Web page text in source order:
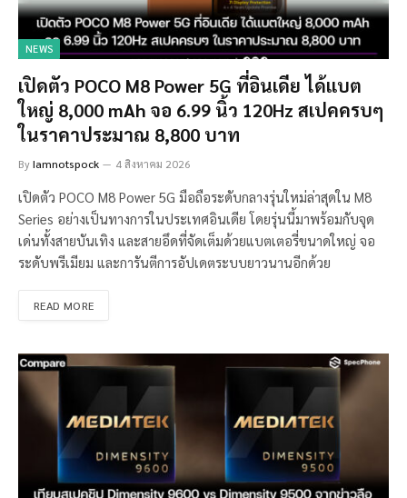
NEWS
เปิดตัว POCO M8 Power 5G ที่อินเดีย ได้แบต
ใหญ่ 8,000 mAh จอ 6.99 นิ้ว 120Hz สเปคครบๆ
ในราคาประมาณ 8,800 บาท
ByIamnotspock 4 สิงหาคม 2026
เปิดตัว POCO M8 Power 5G มือถือระดับกลางรุ่นใหม่ล่าสุดใน M8
Series อย่างเป็นทางการในประเทศอินเดีย โดยรุ่นนี้มาพร้อมกับจุด
เด่นทั้งสายบันเทิง และสายอึดที่จัดเต็มด้วยแบตเตอรี่ขนาดใหญ่ จอ
ระดับพรีเมียม และการันตีการอัปเดตระบบยาวนานอีกด้วย
READ MORE